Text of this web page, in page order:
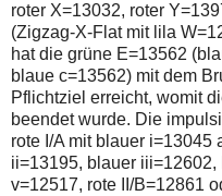
roter X=13032, roter
(Zigzag-X-Flat mit lila
hat die grüne E=13562
blaue c=13562) mit dem
Pflichtziel erreicht, womit
beendet wurde. Die
rote I/A mit blauer
ii=13195, blauer
v=12517, rote II/B=12861